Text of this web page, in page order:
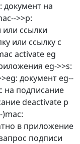
документ на
>>p:
ссылки
или ссылку с
activate eg
eg->>s:
документ eg--
на подписание
deactivate p
в приложение
подписи